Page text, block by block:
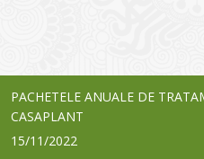
PACHETELE ANUALE DE
CASAPLANT
15/11/2022